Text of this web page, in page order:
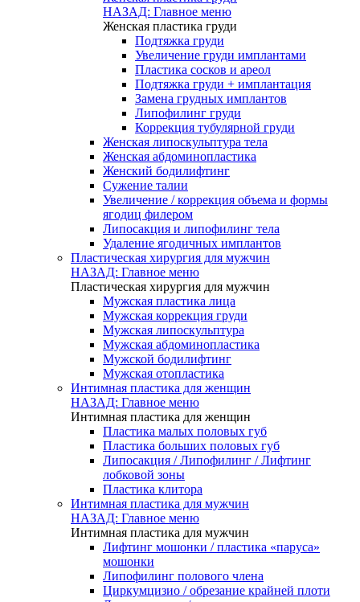
НАЗАД: Главное меню
Женская пластика груди
Подтяжка груди
Увеличение груди имплантами
Пластика сосков и ареол
Подтяжка груди + имплантация
Замена грудных имплантов
Липофилинг груди
Коррекция тубулярной груди
Женская липоскульптура тела
Женская абдоминопластика
Женский бодилифтинг
Сужение талии
Увеличение / коррекция объема и формы
ягодиц филером
Липосакция и липофилинг тела
Удаление ягодичных имплантов
Пластическая хирургия для мужчин
НАЗАД: Главное меню
Пластическая хирургия для мужчин
Мужская пластика лица
Мужская коррекция груди
Мужская липоскульптура
Мужская абдоминопластика
Мужской бодилифтинг
Мужская отопластика
Интимная пластика для женщин
НАЗАД: Главное меню
Интимная пластика для женщин
Пластика малых половых губ
Пластика больших половых губ
Липосакция / Липофилинг / Лифтинг
лобковой зоны
Пластика клитора
Интимная пластика для мужчин
НАЗАД: Главное меню
Интимная пластика для мужчин
Лифтинг мошонки / пластика «паруса»
мошонки
Липофилинг полового члена
Циркумцизио / обрезание крайней плоти